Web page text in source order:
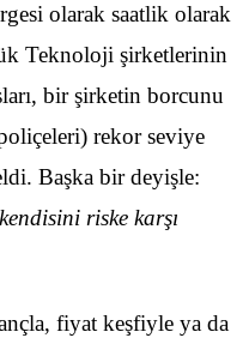
olarak saatlik olarak
Teknoloji şirketlerinin
bir şirketin borcunu
rekor seviye
Başka bir deyişle:
riske karşı
fiyat keşfiyle ya da